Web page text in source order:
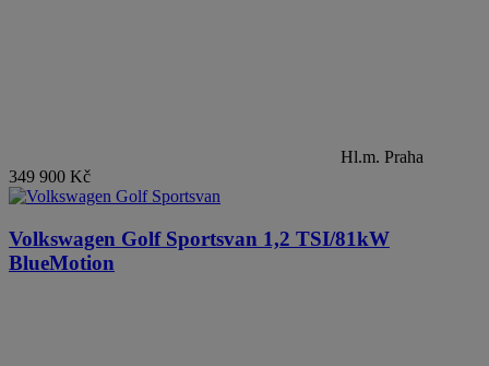
Hl.m. Praha
349 900 Kč
Volkswagen Golf Sportsvan 1,2 TSI/81kW
BlueMotion